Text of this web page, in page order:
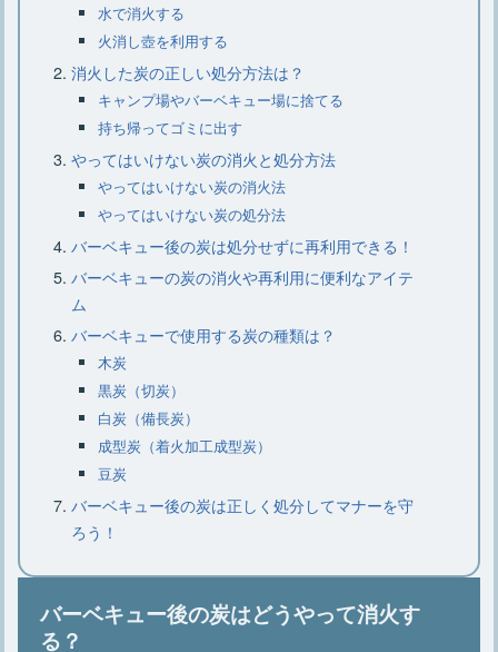
水で消火する
火消し壺を利用する
消火した炭の正しい処分方法は？
キャンプ場やバーベキュー場に捨てる
持ち帰ってゴミに出す
やってはいけない炭の消火と処分方法
やってはいけない炭の消火法
やってはいけない炭の処分法
バーベキュー後の炭は処分せずに再利用できる！
バーベキューの炭の消火や再利用に便利なアイテ
ム
バーベキューで使用する炭の種類は？
木炭
黒炭（切炭）
白炭（備長炭）
成型炭（着火加工成型炭）
豆炭
バーベキュー後の炭は正しく処分してマナーを守
ろう！
バーベキュー後の炭はどうやって消火す
る？